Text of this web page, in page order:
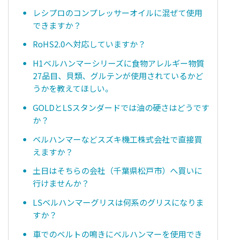
レシプロのコンプレッサーオイルに混ぜて使用
できますか？
RoHS2.0へ対応していますか？
H1ベルハンマーシリーズに食物アレルギー物質
27品目、貝類、グルテンが使用されているかど
うかを教えてほしい。
GOLDとLSスタンダードでは油の硬さはどうです
か？
ベルハンマーなどスズキ機工株式会社で直接買
えますか？
土日はそちらの会社（千葉県松戸市）へ買いに
行けませんか？
LSベルハンマーグリスは何系のグリスになりま
すか？
車でのベルトの鳴きにベルハンマーを使用でき